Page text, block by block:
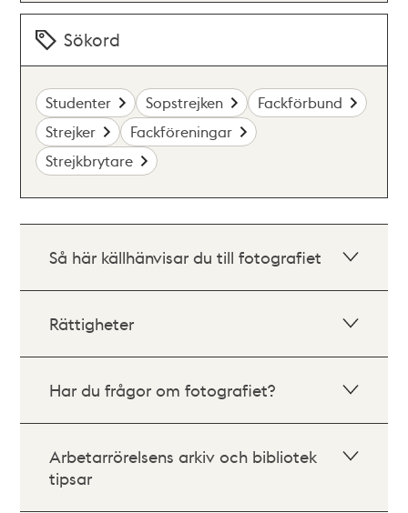
Sökord
Studenter Sopstrejken
Fackförbund
Strejker
Fackföreningar
Strejkbrytare
Så här källhänvisar du till fotografiet
Rättigheter
Har du frågor om fotografiet?
Arbetarrörelsens arkiv och bibliotek
tipsar